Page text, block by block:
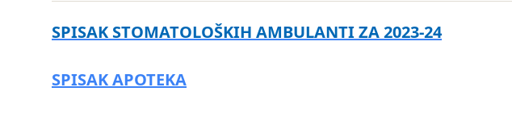
SPISAK STOMATOLOŠKIH AMBULANTI ZA 2023-24
SPISAK APOTEKA